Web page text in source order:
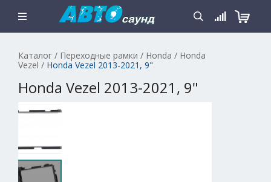
Каталог / Переходные рамки / Honda / Honda
Vezel / Honda Vezel 2013-2021, 9"
Honda Vezel 2013-2021, 9"